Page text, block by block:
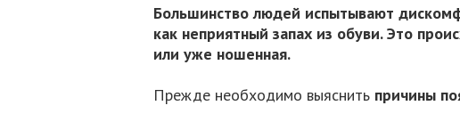
Большинство людей испытывают
как неприятный запах из обуви. Это
или уже ношенная.
Прежде необходимо выяснить причины